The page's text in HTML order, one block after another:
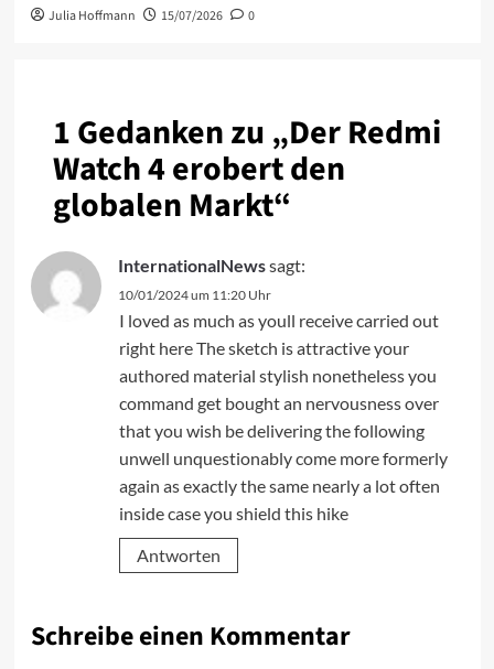
Julia Hoffmann 15/07/2026 0
1 Gedanken zu „Der Redmi
Watch 4 erobert den
globalen Markt“
InternationalNewssagt:
10/01/2024 um 11:20 Uhr
I loved as much as youll receive carried out
right here The sketch is attractive your
authored material stylish nonetheless you
command get bought an nervousness over
that you wish be delivering the following
unwell unquestionably come more formerly
again as exactly the same nearly a lot often
inside case you shield this hike
Antworten
Schreibe einen Kommentar